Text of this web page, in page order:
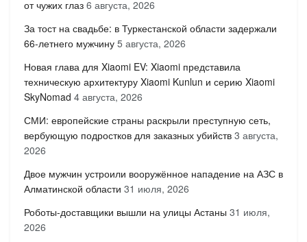
от чужих глаз 6 августа, 2026
За тост на свадьбе: в Туркестанской области задержали
66-летнего мужчину 5 августа, 2026
Новая глава для Xiaomi EV: Xiaomi представила
техническую архитектуру Xiaomi Kunlun и серию Xiaomi
SkyNomad 4 августа, 2026
СМИ: европейские страны раскрыли преступную сеть,
вербующую подростков для заказных убийств 3 августа,
2026
Двое мужчин устроили вооружённое нападение на АЗС в
Алматинской области 31 июля, 2026
Роботы-доставщики вышли на улицы Астаны 31 июля,
2026